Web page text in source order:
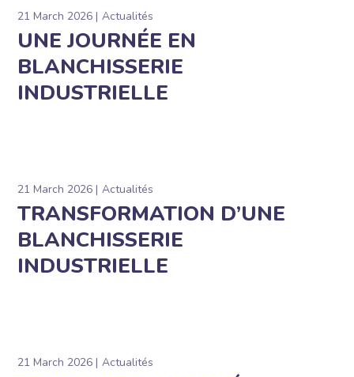
21 March 2026 Actualités
UNE JOURNÉE EN
BLANCHISSERIE
INDUSTRIELLE
21 March 2026 Actualités
TRANSFORMATION D’UNE
BLANCHISSERIE
INDUSTRIELLE
21 March 2026 Actualités